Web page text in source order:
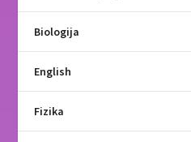
Biologija
English
Fizika